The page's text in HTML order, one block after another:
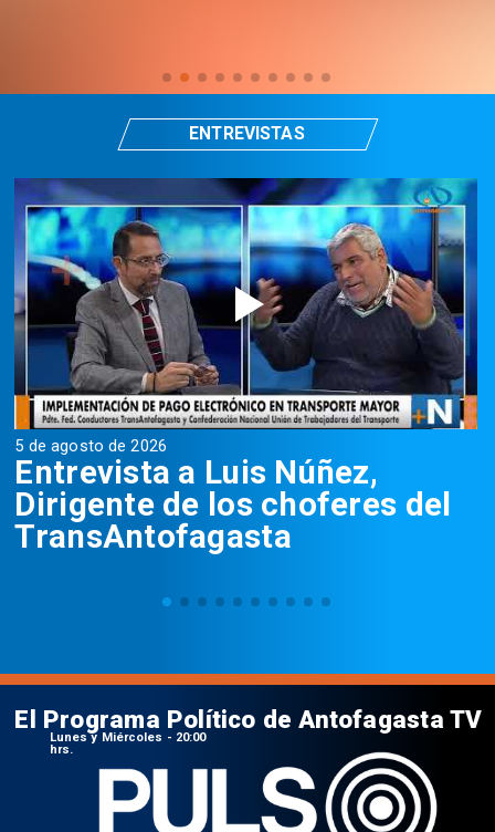
5 de agosto de 2026
Entrevista a Luis Núñez,
Dirigente de los choferes del
TransAntofagasta
ENTREVISTAS
El Programa Político de Antofagasta TV
Lunes y Miércoles - 20:00
hrs.